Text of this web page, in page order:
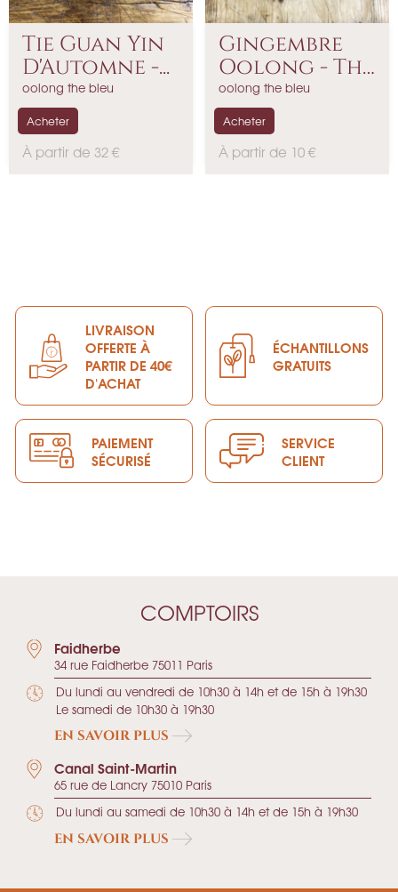
Tie Guan Yin
D'Automne -...
oolong the bleu
P
À partir de 32 €
Acheter
Gingembre
Oolong - Thé
Bleu...
oolong the bleu
P
À partir de 10 €
Acheter
LIVRAISON
OFFERTE À
PARTIR DE 40€
D'ACHAT
ÉCHANTILLONS
GRATUITS
PAIEMENT
SÉCURISÉ
SERVICE
CLIENT
COMPTOIRS
Faidherbe
34 rue Faidherbe 75011 Paris
Du lundi au vendredi de 10h30 à 14h et de 15h à 19h30
Le samedi de 10h30 à 19h30
EN SAVOIR PLUS
Canal Saint-Martin
65 rue de Lancry 75010 Paris
Du lundi au samedi de 10h30 à 14h et de 15h à 19h30
EN SAVOIR PLUS